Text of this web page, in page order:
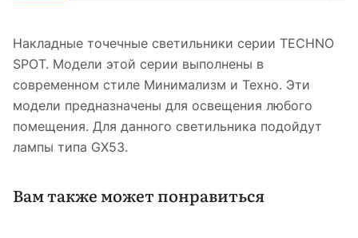
Накладные точечные светильники серии TECHNO
SPOT. Модели этой серии выполнены в
современном стиле Минимализм и Техно. Эти
модели предназначены для освещения любого
помещения. Для данного светильника подойдут
лампы типа GX53.
Вам также может понравиться